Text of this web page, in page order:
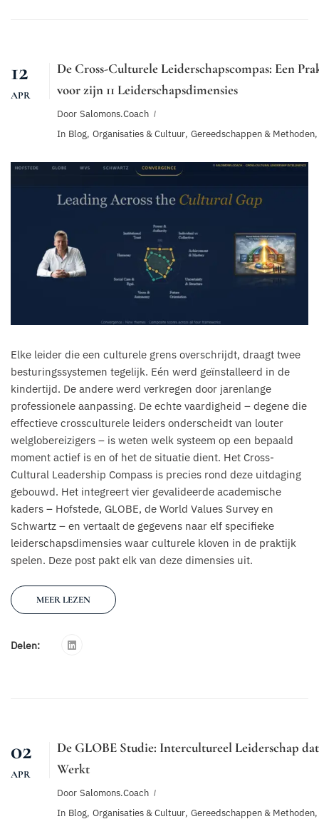
12
APR
De Cross-Culturele Leiderschapscompas: Een
voor zijn 11 Leiderschapsdimensies
Door Salomons.coach
In Blog, Organisaties & Cultuur, Gereedschappen & Methoden,
Elke leider die een culturele grens overschrijdt, draagt twee
besturingssystemen tegelijk. Eén werd geïnstalleerd in de
kindertijd. De andere werd verkregen door jarenlange
professionele aanpassing. De echte vaardigheid – degene die
effectieve crossculturele leiders onderscheidt van louter
welglobereizigers – is weten welk systeem op een bepaald
moment actief is en of het de situatie dient. Het Cross-
Cultural Leadership Compass is precies rond deze uitdaging
gebouwd. Het integreert vier gevalideerde academische
kaders – Hofstede, GLOBE, de World Values Survey en
Schwartz – en vertaalt de gegevens naar elf specifieke
leiderschapsdimensies waar culturele kloven in de praktijk
spelen. Deze post pakt elk van deze dimensies uit.
MEER LEZEN
Delen:
02
APR
De GLOBE Studie: Intercultureel Leiderschap
Werkt
Door Salomons.coach
In Blog, Organisaties & Cultuur, Gereedschappen & Methoden,